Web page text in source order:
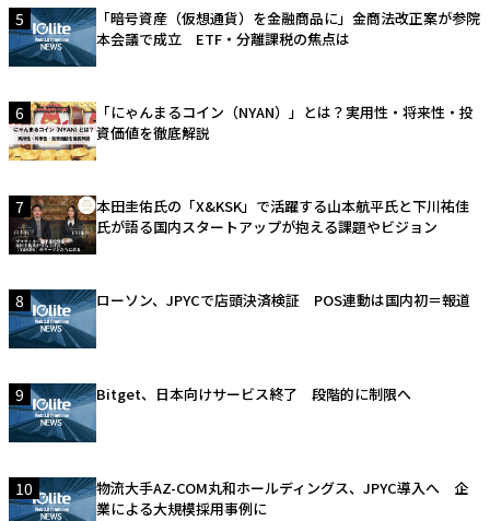
5
「暗号資産（仮想通貨）を金融商品に」金商法改正案が参院
本会議で成立 ETF・分離課税の焦点は
6
「にゃんまるコイン（NYAN）」とは？実用性・将来性・投
資価値を徹底解説
7
本田圭佑氏の「X&KSK」で活躍する山本航平氏と下川祐佳
氏が語る国内スタートアップが抱える課題やビジョン
8 ローソン、JPYCで店頭決済検証 POS連動は国内初＝報道
9 Bitget、日本向けサービス終了 段階的に制限へ
10
物流大手AZ-COM丸和ホールディングス、JPYC導入へ 企
業による大規模採用事例に